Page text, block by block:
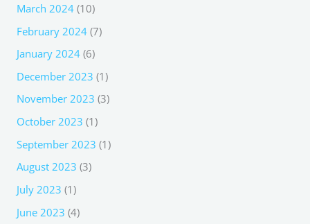
March 2024(10)
February 2024(7)
January 2024(6)
December 2023 (1)
November 2023 (3)
October 2023 (1)
September 2023 (1)
August 2023 (3)
July 2023 (1)
June 2023 (4)